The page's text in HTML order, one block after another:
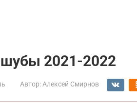
2021-2022
Автор: Алексей Смирнов